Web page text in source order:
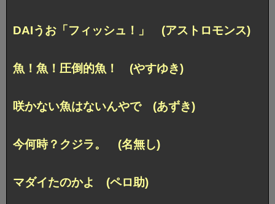
DAIうお「フィッシュ！」 (アストロモンス)
魚！魚！圧倒的魚！ (やすゆき)
咲かない魚はないんやで (あずき)
今何時？クジラ。 (名無し)
マダイたのかよ (ペロ助)